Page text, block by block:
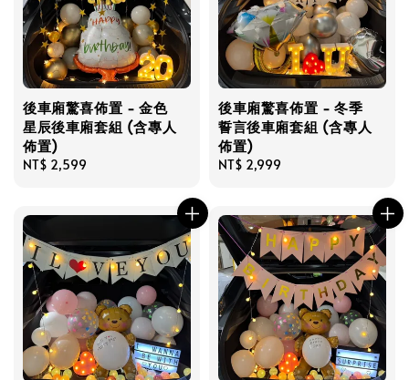
後車廂驚喜佈置 - 金色
星辰後車廂套組 (含專人
佈置)
Regular
NT$ 2,599
後車廂驚喜佈置 - 冬季
誓言後車廂套組 (含專人
佈置)
Regular
NT$ 2,999